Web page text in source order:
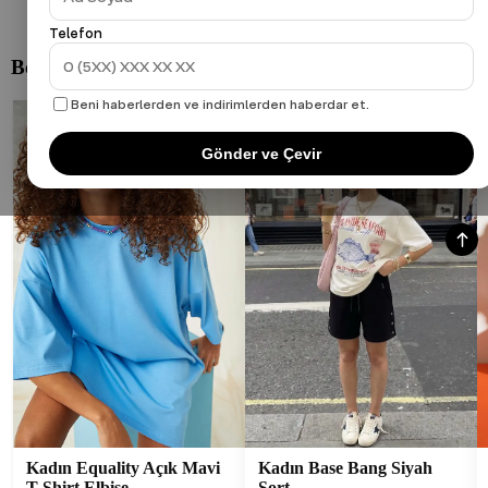
Telefon
Beni haberlerden ve indirimlerden haberdar et.
Gönder ve Çevir